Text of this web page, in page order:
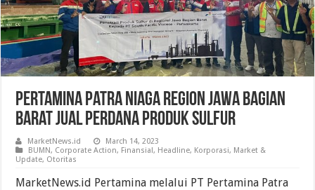
Pertamina Patra Niaga Region Jawa Bagian
Barat Jual Perdana Produk Sulfur
MarketNews.id
March 14, 2023
BUMN, Corporate Action, Finansial, Headline, Korporasi, Market &
Update, Otoritas
MarketNews.id Pertamina melalui PT Pertamina Patra